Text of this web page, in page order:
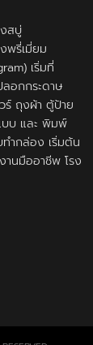
สบู่
พรี่เมี่ยม
เริ่มที่
อกกระดาษ
ร์ ถุงผ้า ตู้ป้าย
บ และ พิมพ์
ำกล่อง เริ่มต้น
นมืออาชีพ โรง